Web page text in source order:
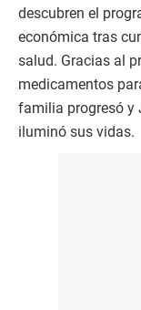
descubren el
económica tras
salud. Gracias al
medicamentos
familia progresó y
iluminó sus vidas.